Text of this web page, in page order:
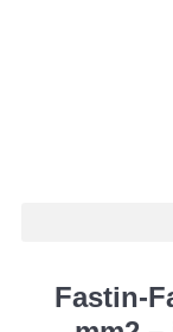
Fastin-